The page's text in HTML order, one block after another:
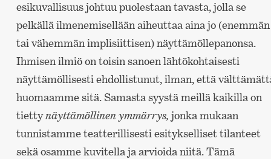
esikuvallisuus johtuu puolestaan tavasta, jolla se
pelkällä ilmenemisellään aiheuttaa aina jo (enemmän
tai vähemmän implisiittisen) näyttämöllepanonsa.
Ihmisen ilmiö on toisin sanoen lähtökohtaisesti
näyttämöllisesti ehdollistunut, ilman, että
huomaamme sitä. Samasta syystä meillä kaikilla on
tiettynäyttämöllinen ymmärrys, jonka mukaan
tunnistamme teatterillisesti esitykselliset tilanteet
sekä osamme kuvitella ja arvioida niitä. Tämä